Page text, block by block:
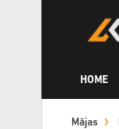
HOME
Mājas